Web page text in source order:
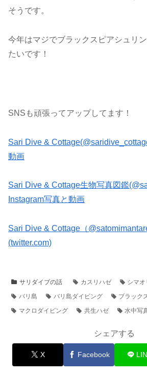
そうです。
今年はマジでブラックスピアシュリ
たいです！
SNSも頑張ってアップしてます！
Sari Dive &
動画
Sari Dive & Cottage生物写真図鑑
Instagram写真と動画
Sari Dive & Cottage（
(twitter.com)
サリダイブの話 カスリハゼ シマ
バリ島
バリ島ダイビング
ブラック
マクロダイビング
共生ハゼ 水中写
シェアする
X Facebook